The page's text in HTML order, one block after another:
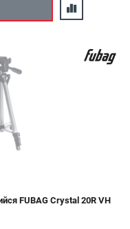
FUBAG Crystal 20R VH